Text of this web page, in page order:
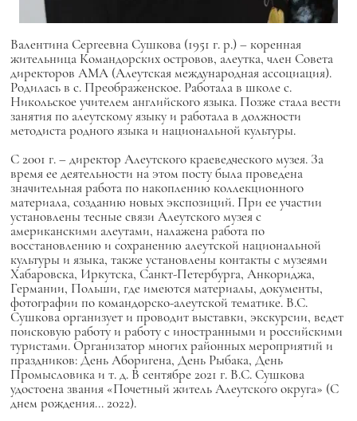
Валентина Сергеевна Сушкова (1951 г. р.) – коренная
жительница Командорских островов, алеутка, член Совета
директоров АМА (Алеутская международная ассоциация).
Родилась в с. Преображенское. Работала в школе с.
Никольское учителем английского языка. Позже стала вести
занятия по алеутскому языку и работала в должности
методиста родного языка и национальной культуры.
С 2001 г. – директор Алеутского краеведческого музея. За
время ее деятельности на этом посту была проведена
значительная работа по накоплению коллекционного
материала, созданию новых экспозиций. При ее участии
установлены тесные связи Алеутского музея с
американскими алеутами, налажена работа по
восстановлению и сохранению алеутской национальной
культуры и языка, также установлены контакты с музеями
Хабаровска, Иркутска, Санкт-Петербурга, Анкориджа,
Германии, Польши, где имеются материалы, документы,
фотографии по командорско-алеутской тематике. В.С.
Сушкова организует и проводит выставки, экскурсии, ведет
поисковую работу и работу с иностранными и российскими
туристами. Организатор многих районных мероприятий и
праздников: День Аборигена, День Рыбака, День
Промысловика и т. д. В сентябре 2021 г. В.С. Сушкова
удостоена звания «Почетный житель Алеутского округа» (С
днем рождения... 2022).